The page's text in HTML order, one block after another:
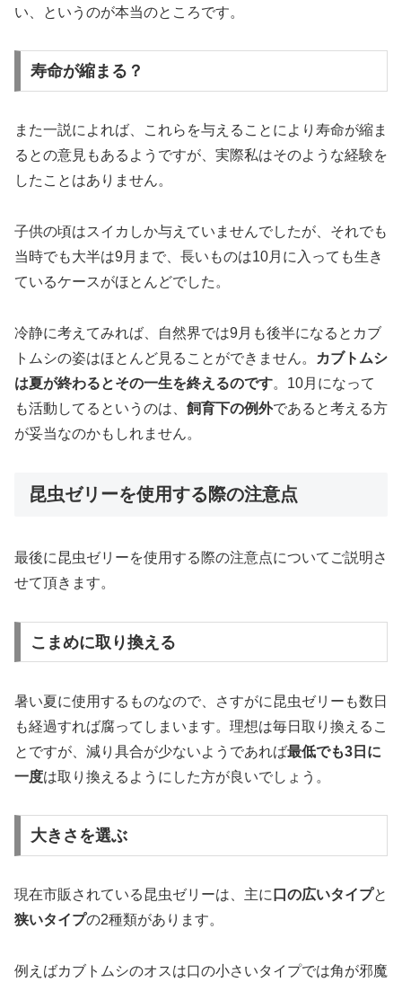
い、というのが本当のところです。
寿命が縮まる？
また一説によれば、これらを与えることにより寿命が縮ま
るとの意見もあるようですが、実際私はそのような経験を
したことはありません。
子供の頃はスイカしか与えていませんでしたが、それでも
当時でも大半は9月まで、長いものは10月に入っても生き
ているケースがほとんどでした。
冷静に考えてみれば、自然界では9月も後半になるとカブ
トムシの姿はほとんど見ることができません。
カブトムシ
は夏が終わるとその一生を終えるのです。10月になって
も活動してるというのは、 飼育下の例外であると考える方
が妥当なのかもしれません。
昆虫ゼリーを使用する際の注意点
最後に昆虫ゼリーを使用する際の注意点についてご説明さ
せて頂きます。
こまめに取り換える
暑い夏に使用するものなので、さすがに昆虫ゼリーも数日
も経過すれば腐ってしまいます。理想は毎日取り換えるこ
とですが、減り具合が少ないようであれば最低でも3日に
一度は取り換えるようにした方が良いでしょう。
大きさを選ぶ
現在市販されている昆虫ゼリーは、主に 口の広いタイプと
狭いタイプの2種類があります。
例えばカブトムシのオスは口の小さいタイプでは角が邪魔